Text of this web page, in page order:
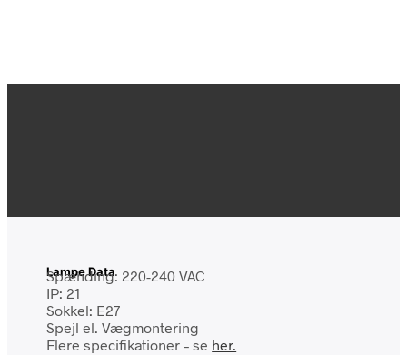
Lampe Data
Spænding: 220-240 VAC
IP: 21
Sokkel: E27
Spejl el. Vægmontering
Flere specifikationer – se her.